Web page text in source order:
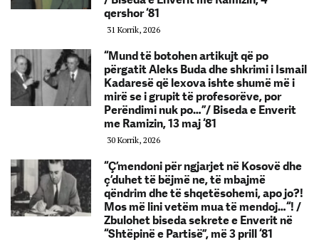
qershor ‘81
31 Korrik, 2026
“Mund të botohen artikujt që po
përgatit Aleks Buda dhe shkrimi i Ismail
Kadaresë që lexova ishte shumë më i
mirë se i grupit të profesorëve, por
Perëndimi nuk po…”/ Biseda e Enverit
me Ramizin, 13 maj ‘81
30 Korrik, 2026
“Ç’mendoni për ngjarjet në Kosovë dhe
ç’duhet të bëjmë ne, të mbajmë
qëndrim dhe të shqetësohemi, apo jo?!
Mos më lini vetëm mua të mendoj…“! /
Zbulohet biseda sekrete e Enverit në
“Shtëpinë e Partisë”, më 3 prill ‘81